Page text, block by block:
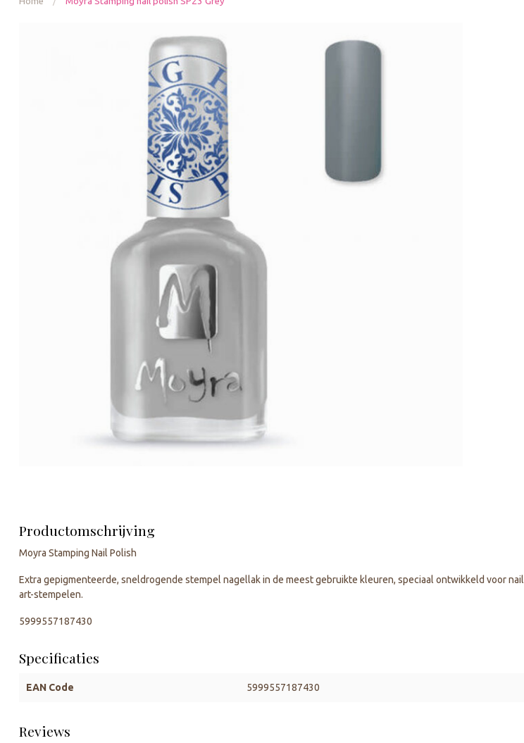
Productomschrijving
Moyra Stamping Nail Polish
Extra gepigmenteerde, sneldrogende stempel nagellak in de meest gebruikte kleuren, speciaal ontwikkeld voor nail
art-stempelen.
5999557187430
Specificaties
EAN Code 5999557187430
Reviews